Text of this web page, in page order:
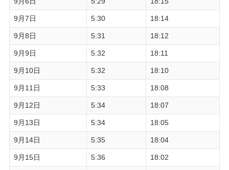
9月7日 5:30 18:14
9月8日 5:31 18:12
9月9日 5:32 18:11
9月10日 5:32 18:10
9月11日 5:33 18:08
9月12日 5:34 18:07
9月13日 5:34 18:05
9月14日 5:35 18:04
9月15日 5:36 18:02